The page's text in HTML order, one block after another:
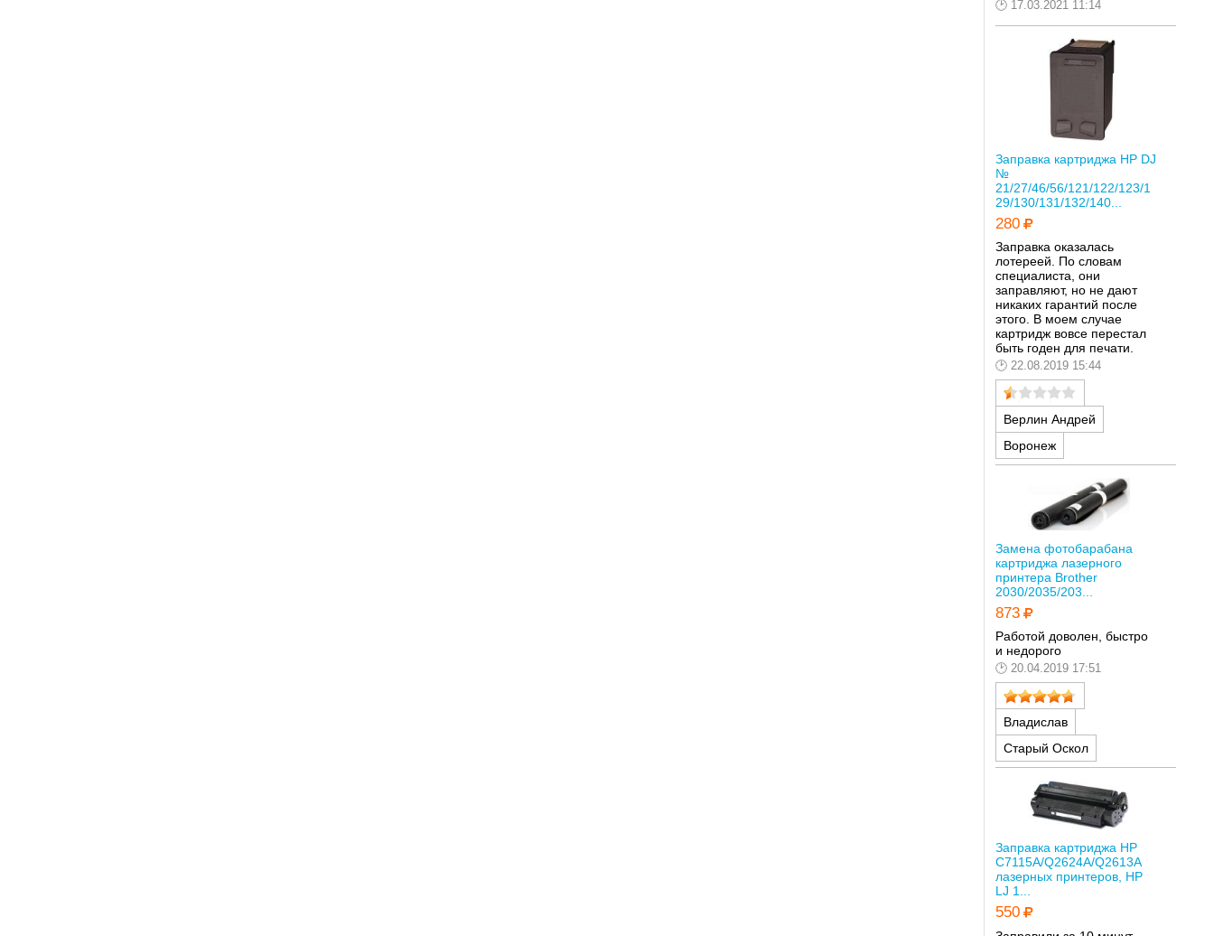
17.03.2021 11:14
Заправка картриджа HP DJ
№
21/27/46/56/121/122/123/1
29/130/131/132/140...
280
Заправка оказалась
лотереей. По словам
специалиста, они
заправляют, но не дают
никаких гарантий после
этого. В моем случае
картридж вовсе перестал
быть годен для печати.
22.08.2019 15:44
Верлин Андрей
Воронеж
Замена фотобарабана
картриджа лазерного
принтера Brother
2030/2035/203...
873
Работой доволен, быстро
и недорого
20.04.2019 17:51
Владислав
Старый Оскол
Заправка картриджа HP
C7115A/Q2624A/Q2613A
лазерных принтеров, HP
LJ 1...
550